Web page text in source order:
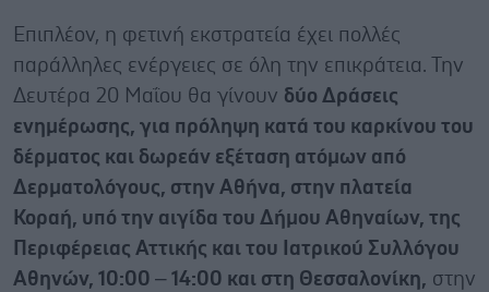
Επιπλέον, η φετινή εκστρατεία έχει πολλές
παράλληλες ενέργειες σε όλη την επικράτεια. Την
Δευτέρα 20 Μαΐου θα γίνουν δύο Δράσεις
ενημέρωσης, για πρόληψη κατά του καρκίνου του
δέρματος και δωρεάν εξέταση ατόμων από
Δερματολόγους, στην Αθήνα, στην πλατεία
Κοραή, υπό την αιγίδα του Δήμου Αθηναίων, της
Περιφέρειας Αττικής και του Ιατρικού Συλλόγου
Αθηνών, 10:00 – 14:00 και στη Θεσσαλονίκη, στην